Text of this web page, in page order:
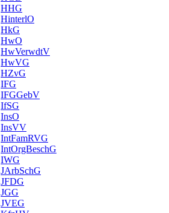
HHG
HinterlO
HkG
HwO
HwVerwdtV
HwVG
HZvG
IFG
IFGGebV
IfSG
InsO
InsVV
IntFamRVG
IntOrgBeschG
IWG
JArbSchG
JFDG
JGG
JVEG